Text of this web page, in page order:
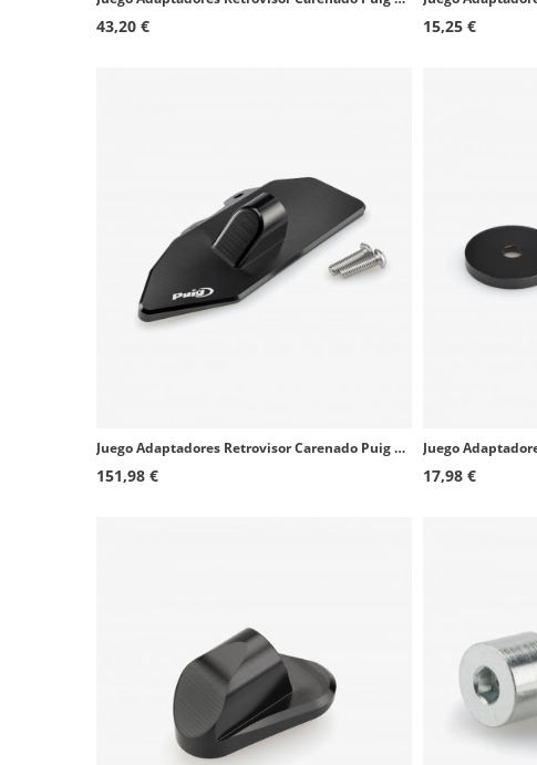
43,20 € 15,25 €
Juego Adaptadores Retrovisor Carenado Puig 22169N+22249N Kymco AK550 Premium (24-25)
151,98 € 17,98 €